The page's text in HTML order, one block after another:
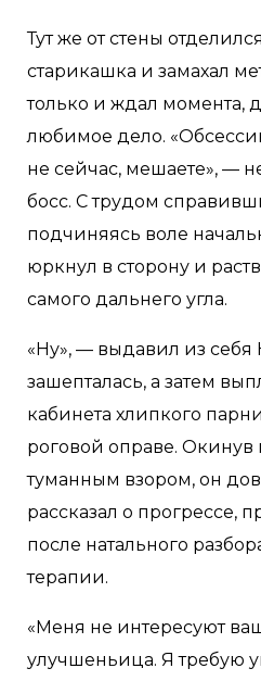
Тут же от стены
старикашка и замахал
только и ждал момента,
любимое дело.
не сейчас, мешаете», —
босс. С трудом
подчиняясь воле
юркнул в сторону и
самого дальнего угла.
«Ну», — выдавил из себя
зашепталась, а затем
кабинета хлипкого
роговой оправе. Окинув
туманным взором, он
рассказал о прогрессе,
после натального
терапии.
«Меня не интересуют
улучшеньица. Я требую